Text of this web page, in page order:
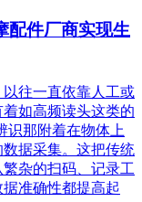
配件厂商实现生
往一直依靠人工或
如高频读头这类的
识那附着在物体上
据采集。这把传统
杂的扫码、记录工
准确性都提高起